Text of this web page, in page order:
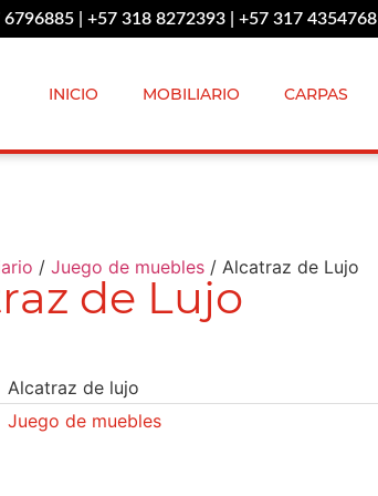
6796885 | +57 318 8272393 | +57 317 4354768
INICIO MOBILIARIO CARPAS
/ Juego de muebles / Alcatraz de Lujo
de Lujo
Alcatraz de lujo
Juego de muebles